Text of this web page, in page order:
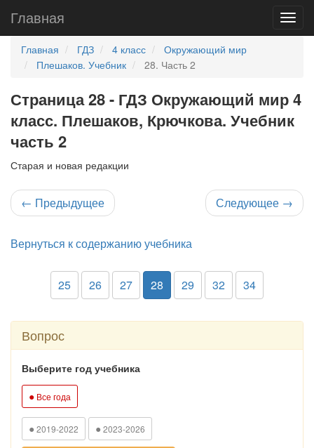
Главная
Главная ГДЗ 4 класс
Окружающий мир
Плешаков. Учебник
28. Часть 2
Страница 28 - ГДЗ Окружающий мир 4
класс. Плешаков, Крючкова. Учебник
часть 2
Старая и новая редакции
← Предыдущее Следующее →
Вернуться к содержанию учебника
25 26 27 28 29 32 34
Вопрос
Выберите год учебника
● Все года
● 2019-2022 ● 2023-2026